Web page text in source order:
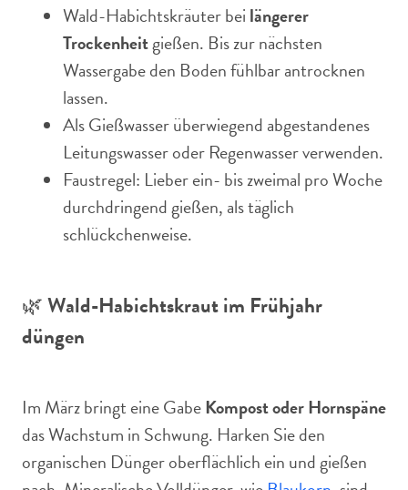
Wald-Habichtskräuter bei längerer
Trockenheitgießen. Bis zur nächsten
Wassergabe den Boden fühlbar antrocknen
lassen.
Als Gießwasser überwiegend abgestandenes
Leitungswasser oder Regenwasser verwenden.
Faustregel: Lieber ein- bis zweimal pro Woche
durchdringend gießen, als täglich
schlückchenweise.
🌿Wald-Habichtskraut im Frühjahr
düngen
Im März bringt eine GabeKompost oder Hornspäne
das Wachstum in Schwung. Harken Sie den
organischen Dünger oberflächlich ein und gießen